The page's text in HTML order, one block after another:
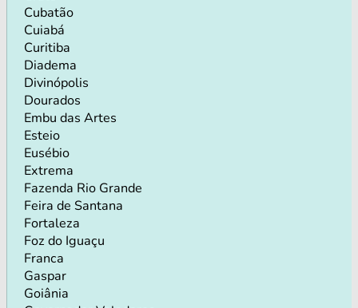
Cubatão
Cuiabá
Curitiba
Diadema
Divinópolis
Dourados
Embu das Artes
Esteio
Eusébio
Extrema
Fazenda Rio Grande
Feira de Santana
Fortaleza
Foz do Iguaçu
Franca
Gaspar
Goiânia